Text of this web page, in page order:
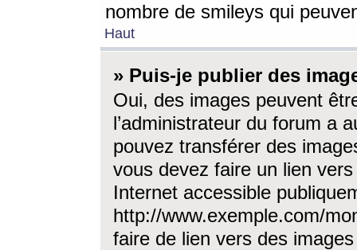
nombre de smileys qui
Haut
» Puis-je publier des
Oui, des images peuvent
l’administrateur du forum a
pouvez transférer des
vous devez faire un lien
Internet accessible
http://www.exemple.com/
faire de lien vers des